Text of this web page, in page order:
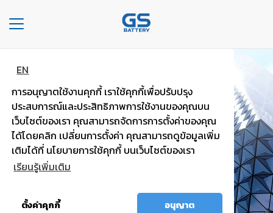
EN
การอนุญาตใช้งานคุกกี้ เราใช้คุกกี้เพื่อปรับปรุง
ประสบการณ์และประสิทธิภาพการใช้งานของคุณบน
เว็บไซต์ของเรา คุณสามารถจัดการการตั้งค่าของคุณ
ได้โดยคลิก เปลี่ยนการตั้งค่า คุณสามารถดูข้อมูลเพิ่ม
เติมได้ที่ นโยบายการใช้คุกกี้ บนเว็บไซต์ของเรา
เรียนรู้เพิ่มเติม
ตั้งค่าคุกกี้ อนุญาต
Toggle
navigation
หน้า
หลัก
องค์กร
ประเภท
รถยนต์
เภท
แบตพลังอึด
รถยนต์นั่งส่วนบุคคล
ไฟแรง มั่นใจ กำลังไฟสตาร์ทสูง